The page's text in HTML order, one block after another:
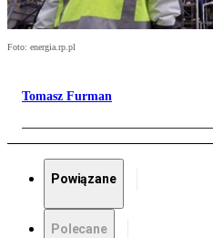
Foto: energia.rp.pl
Tomasz Furman
Powiązane
Polecane